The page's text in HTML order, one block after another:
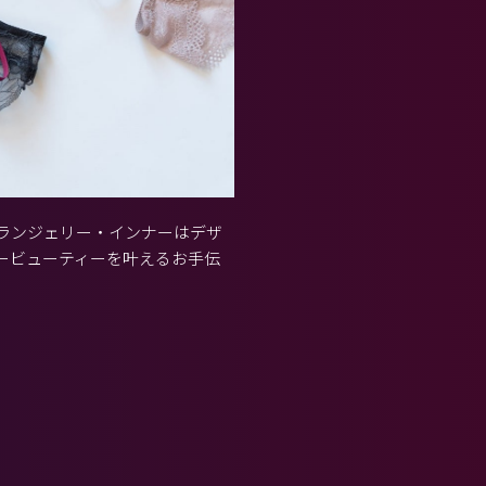
ンジェリー・インナーはデザ
ビューティーを叶えるお手伝